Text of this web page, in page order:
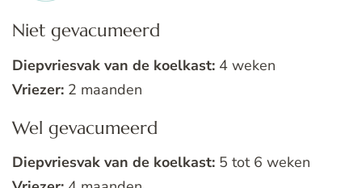
Niet gevacumeerd
Diepvriesvak van de koelkast: 4 weken
Vriezer: 2 maanden
Wel gevacumeerd
Diepvriesvak van de koelkast: 5 tot 6 weken